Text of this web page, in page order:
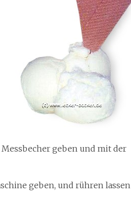
geben und mit der
geben, und rühren lassen